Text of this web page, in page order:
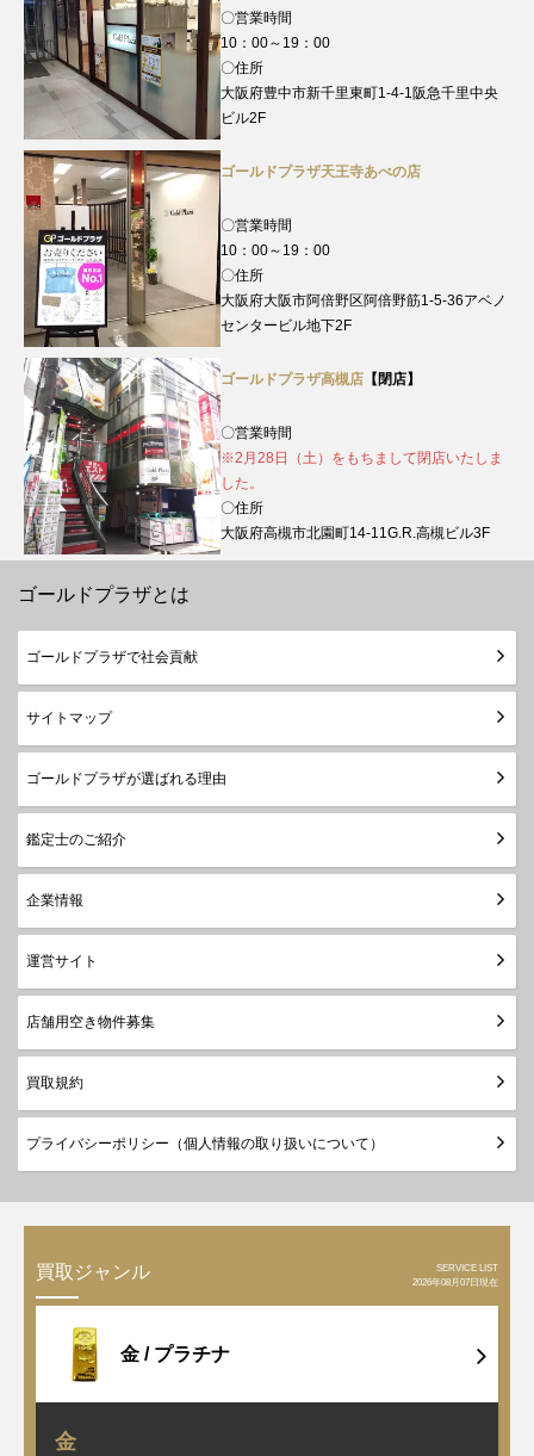
〇営業時間
10：00～19：00
〇住所
大阪府豊中市新千里東町1-4-1阪急千里中央
ビル2F
ゴールドプラザ天王寺あべの店
〇営業時間
10：00～19：00
〇住所
大阪府大阪市阿倍野区阿倍野筋1-5-36アベノ
センタービル地下2F
ゴールドプラザ高槻店 【閉店】
〇営業時間
※2月28日（土）をもちまして閉店いたしま
した。
〇住所
大阪府高槻市北園町14-11G.R.高槻ビル3F
ゴールドプラザとは
ゴールドプラザで社会貢献
サイトマップ
ゴールドプラザが選ばれる理由
鑑定士のご紹介
企業情報
運営サイト
店舗用空き物件募集
買取規約
プライバシーポリシー（個人情報の取り扱いについて）
買取ジャンル
SERVICE LIST
2026年08月07日現在
金 / プラチナ
金